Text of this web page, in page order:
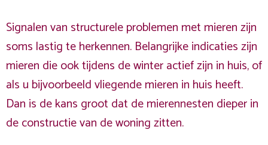
Signalen van structurele problemen met mieren zijn
soms lastig te herkennen. Belangrijke indicaties zijn
mieren die ook tijdens de winter actief zijn in huis, of
als u bijvoorbeeld vliegende mieren in huis heeft.
Dan is de kans groot dat de mierennesten dieper in
de constructie van de woning zitten.